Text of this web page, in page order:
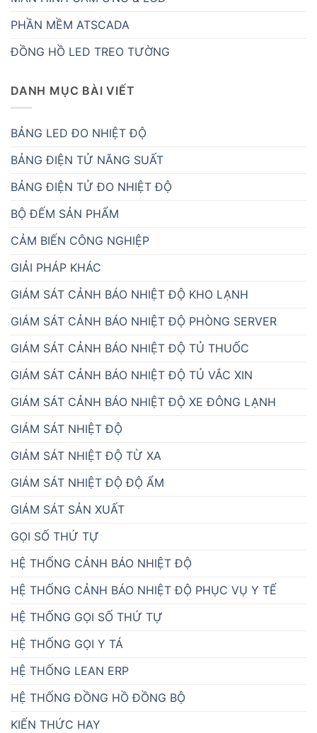
PHẦN MỀM ATSCADA
ĐỒNG HỒ LED TREO TƯỜNG
DANH MỤC BÀI VIẾT
BẢNG LED ĐO NHIỆT ĐỘ
BẢNG ĐIỆN TỬ NĂNG SUẤT
BẢNG ĐIỆN TỬ ĐO NHIỆT ĐỘ
BỘ ĐẾM SẢN PHẨM
CẢM BIẾN CÔNG NGHIỆP
GIẢI PHÁP KHÁC
GIÁM SÁT CẢNH BÁO NHIỆT ĐỘ KHO LẠNH
GIÁM SÁT CẢNH BÁO NHIỆT ĐỘ PHÒNG SERVER
GIÁM SÁT CẢNH BÁO NHIỆT ĐỘ TỦ THUỐC
GIÁM SÁT CẢNH BÁO NHIỆT ĐỘ TỦ VẮC XIN
GIÁM SÁT CẢNH BÁO NHIỆT ĐỘ XE ĐÔNG LẠNH
GIÁM SÁT NHIỆT ĐỘ
GIÁM SÁT NHIỆT ĐỘ TỪ XA
GIÁM SÁT NHIỆT ĐỘ ĐỘ ẨM
GIÁM SÁT SẢN XUẤT
GỌI SỐ THỨ TỰ
HỆ THỐNG CẢNH BÁO NHIỆT ĐỘ
HỆ THỐNG CẢNH BÁO NHIỆT ĐỘ PHỤC VỤ Y TẾ
HỆ THỐNG GỌI SỐ THỨ TỰ
HỆ THỐNG GỌI Y TÁ
HỆ THỐNG LEAN ERP
HỆ THỐNG ĐỒNG HỒ ĐỒNG BỘ
KIẾN THỨC HAY